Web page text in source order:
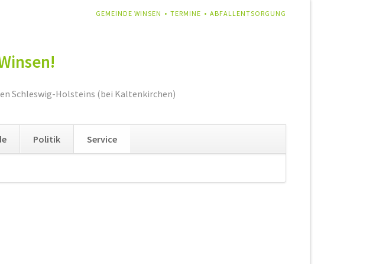
NAVIGATION
GEMEINDE WINSEN TERMINE ABFALLENTSORGUNG
Schleswig-Holsteins (bei Kaltenkirchen)
überspringen
Politik Service